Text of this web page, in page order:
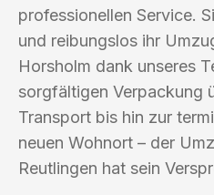
professionellen Service.
und reibungslos ihr
Horsholm dank unseres
sorgfältigen Verpackung
Transport bis hin zur
neuen Wohnort – der
Reutlingen hat sein